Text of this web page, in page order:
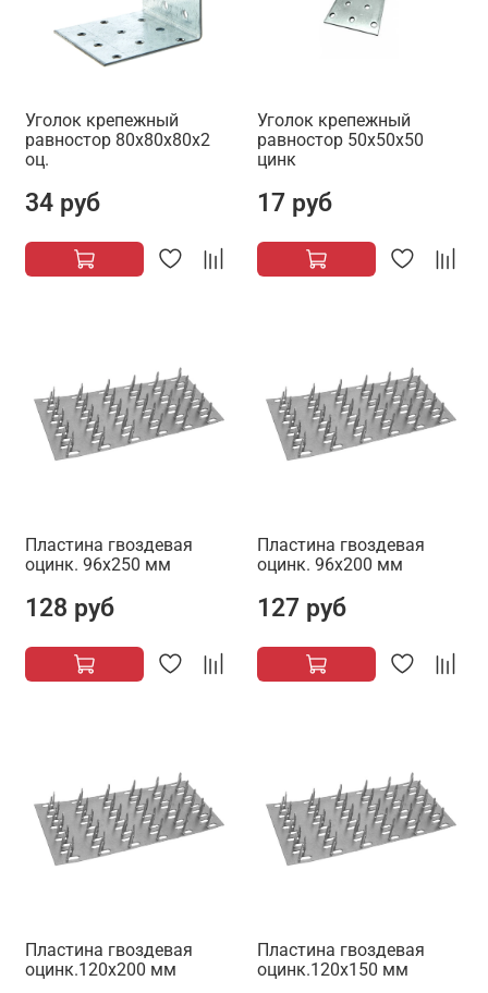
Уголок крепежный
равностор 80х80х80х2
оц.
34 руб
Уголок крепежный
равностор 50х50х50
цинк
17 руб
Пластина гвоздевая
оцинк. 96х250 мм
128 руб
Пластина гвоздевая
оцинк. 96х200 мм
127 руб
Пластина гвоздевая
оцинк.120х200 мм
Пластина гвоздевая
оцинк.120х150 мм